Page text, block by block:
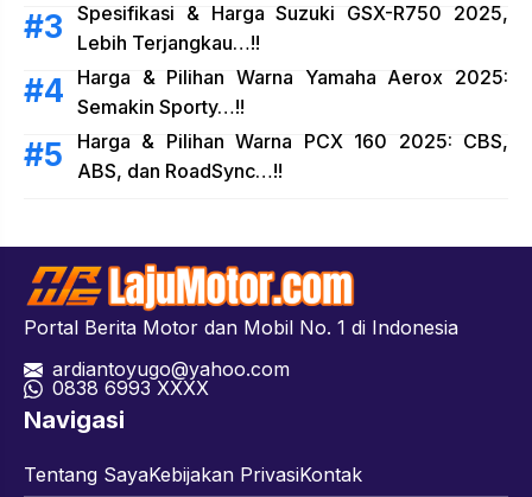
Spesifikasi & Harga Suzuki GSX-R750 2025,
Lebih Terjangkau…!!
Harga & Pilihan Warna Yamaha Aerox 2025:
Semakin Sporty…!!
Harga & Pilihan Warna PCX 160 2025: CBS,
ABS, dan RoadSync…!!
Portal Berita Motor dan Mobil No. 1 di Indonesia
ardiantoyugo@yahoo.com
0838 6993 XXXX
Navigasi
Tentang SayaKebijakan PrivasiKontak